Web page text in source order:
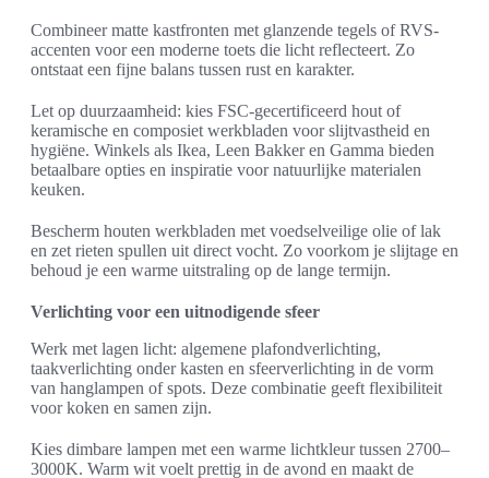
Combineer matte kastfronten met glanzende tegels of RVS-
accenten voor een moderne toets die licht reflecteert. Zo
ontstaat een fijne balans tussen rust en karakter.
Let op duurzaamheid: kies FSC-gecertificeerd hout of
keramische en composiet werkbladen voor slijtvastheid en
hygiëne. Winkels als Ikea, Leen Bakker en Gamma bieden
betaalbare opties en inspiratie voor natuurlijke materialen
keuken.
Bescherm houten werkbladen met voedselveilige olie of lak
en zet rieten spullen uit direct vocht. Zo voorkom je slijtage en
behoud je een warme uitstraling op de lange termijn.
Verlichting voor een uitnodigende sfeer
Werk met lagen licht: algemene plafondverlichting,
taakverlichting onder kasten en sfeerverlichting in de vorm
van hanglampen of spots. Deze combinatie geeft flexibiliteit
voor koken en samen zijn.
Kies dimbare lampen met een warme lichtkleur tussen 2700–
3000K. Warm wit voelt prettig in de avond en maakt de